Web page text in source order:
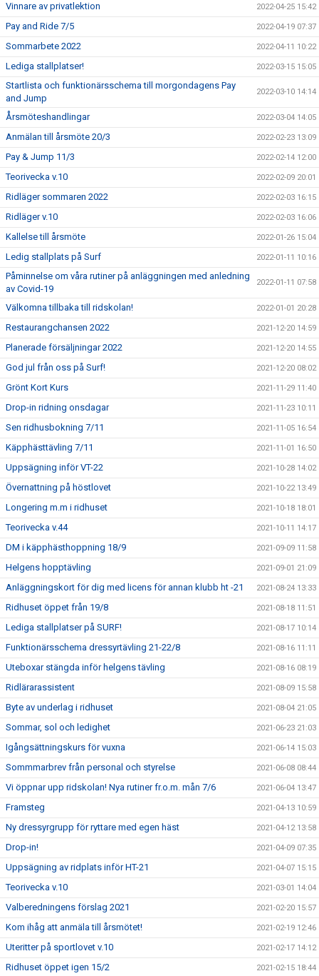
Vinnare av privatlektion 2022-04-25 15:42
Pay and Ride 7/5 2022-04-19 07:37
Sommarbete 2022 2022-04-11 10:22
Lediga stallplatser! 2022-03-15 15:05
Startlista och funktionärsschema till morgondagens Pay
and Jump
2022-03-10 14:14
Årsmöteshandlingar 2022-03-04 14:05
Anmälan till årsmöte 20/3 2022-02-23 13:09
Pay & Jump 11/3 2022-02-14 12:00
Teorivecka v.10 2022-02-09 20:01
Ridläger sommaren 2022 2022-02-03 16:15
Ridläger v.10 2022-02-03 16:06
Kallelse till årsmöte 2022-01-26 15:04
Ledig stallplats på Surf 2022-01-11 10:16
Påminnelse om våra rutiner på anläggningen med anledning
av Covid-19
2022-01-11 07:58
Välkomna tillbaka till ridskolan! 2022-01-01 20:28
Restaurangchansen 2022 2021-12-20 14:59
Planerade försäljningar 2022 2021-12-20 14:55
God jul från oss på Surf! 2021-12-20 08:02
Grönt Kort Kurs 2021-11-29 11:40
Drop-in ridning onsdagar 2021-11-23 10:11
Sen ridhusbokning 7/11 2021-11-05 16:54
Käpphästtävling 7/11 2021-11-01 16:50
Uppsägning inför VT-22 2021-10-28 14:02
Övernattning på höstlovet 2021-10-22 13:49
Longering m.m i ridhuset 2021-10-18 18:01
Teorivecka v.44 2021-10-11 14:17
DM i käpphästhoppning 18/9 2021-09-09 11:58
Helgens hopptävling 2021-09-01 21:09
Anläggningskort för dig med licens för annan klubb ht -21 2021-08-24 13:33
Ridhuset öppet från 19/8 2021-08-18 11:51
Lediga stallplatser på SURF! 2021-08-17 10:14
Funktionärsschema dressyrtävling 21-22/8 2021-08-16 11:11
Uteboxar stängda inför helgens tävling 2021-08-16 08:19
Ridlärarassistent 2021-08-09 15:58
Byte av underlag i ridhuset 2021-08-04 21:05
Sommar, sol och ledighet 2021-06-23 21:03
Igångsättningskurs för vuxna 2021-06-14 15:03
Sommmarbrev från personal och styrelse 2021-06-08 08:44
Vi öppnar upp ridskolan! Nya rutiner fr.o.m. mån 7/6 2021-06-04 13:47
Framsteg 2021-04-13 10:59
Ny dressyrgrupp för ryttare med egen häst 2021-04-12 13:58
Drop-in! 2021-04-09 07:35
Uppsägning av ridplats inför HT-21 2021-04-07 15:15
Teorivecka v.10 2021-03-01 14:04
Valberedningens förslag 2021 2021-02-20 15:57
Kom ihåg att anmäla till årsmötet! 2021-02-19 12:46
Uteritter på sportlovet v.10 2021-02-17 14:12
Ridhuset öppet igen 15/2 2021-02-15 18:44